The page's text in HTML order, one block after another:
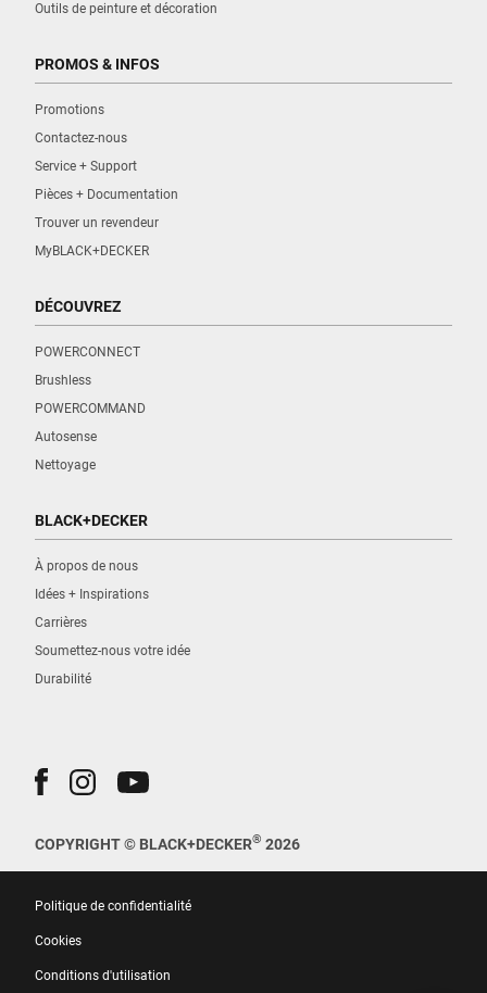
Outils de peinture et décoration
PROMOS & INFOS
Promotions
Contactez-nous
Service + Support
Pièces + Documentation
Trouver un revendeur
MyBLACK+DECKER
DÉCOUVREZ
POWERCONNECT
Brushless
POWERCOMMAND
Autosense
Nettoyage
BLACK+DECKER
À propos de nous
Idées + Inspirations
Carrières
Soumettez-nous votre idée
Durabilité
COPYRIGHT © BLACK+DECKER® 2026
Politique de confidentialité
Cookies
Conditions d'utilisation